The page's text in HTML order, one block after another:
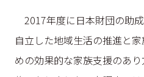
2017年度に日本財団の助
自立した地域生活の推進と
めの効果的な家族支援のあ